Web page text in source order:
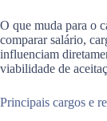
O que muda para o
comparar salário,
influenciam
viabilidade de
Principais cargos e